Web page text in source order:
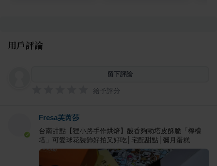
用戶評論
留下評論
給予評分
Fresa芙芮莎
台南甜點【狸小路手作烘焙】酸香夠勁塔皮酥脆「檸檬
塔」可愛球花裝飾好拍又好吃│宅配甜點│彌月蛋糕